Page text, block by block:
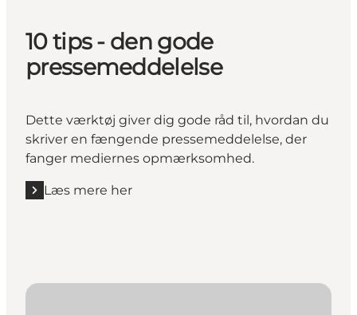
10 tips - den gode
pressemeddelelse
Dette værktøj giver dig gode råd til, hvordan du
skriver en fængende pressemeddelelse, der
fanger mediernes opmærksomhed.
Læs mere her